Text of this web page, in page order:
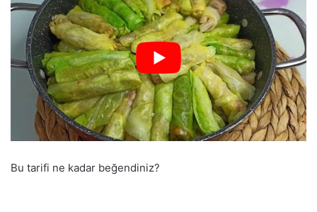
Bu tarifi ne kadar beğendiniz?